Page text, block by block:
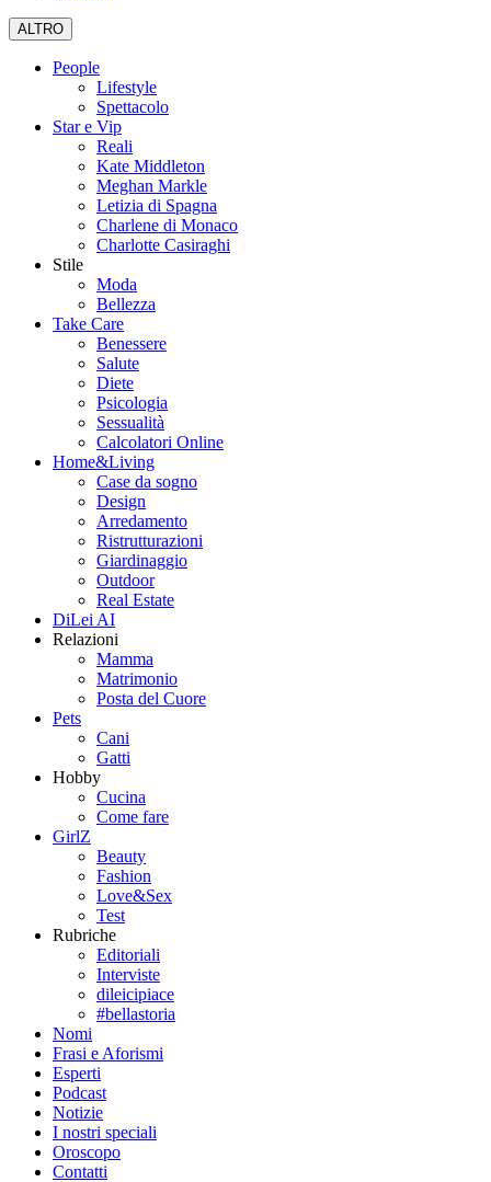
ALTRO
People
Lifestyle
Spettacolo
Star e Vip
Reali
Kate Middleton
Meghan Markle
Letizia di Spagna
Charlene di Monaco
Charlotte Casiraghi
Stile
Moda
Bellezza
Take Care
Benessere
Salute
Diete
Psicologia
Sessualità
Calcolatori Online
Home&Living
Case da sogno
Design
Arredamento
Ristrutturazioni
Giardinaggio
Outdoor
Real Estate
DiLei AI
Relazioni
Mamma
Matrimonio
Posta del Cuore
Pets
Cani
Gatti
Hobby
Cucina
Come fare
GirlZ
Beauty
Fashion
Love&Sex
Test
Rubriche
Editoriali
Interviste
dileicipiace
#bellastoria
Nomi
Frasi e Aforismi
Esperti
Podcast
Notizie
I nostri speciali
Oroscopo
Contatti